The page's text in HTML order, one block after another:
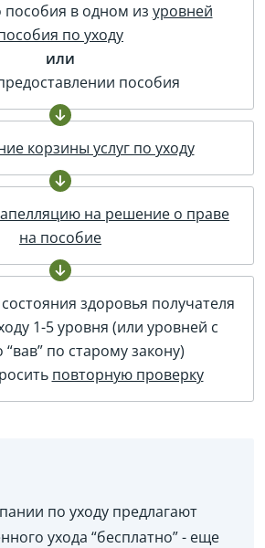
пособия в одном из уровней
по уходу
или
пособия
корзины услуг по уходу
на решение о праве
на пособие
здоровья получателя
1-5 уровня (или уровней с
“вав” по старому закону)
повторную проверку
по уходу предлагают
ухода “бесплатно” - еще